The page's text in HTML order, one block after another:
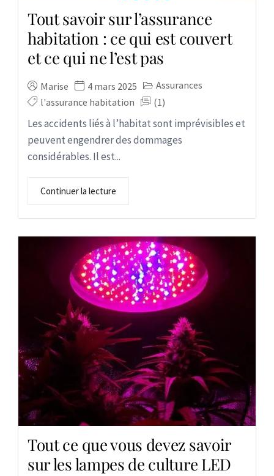
Tout savoir sur l’assurance
habitation : ce qui est couvert
et ce qui ne l’est pas
Marise 4 mars 2025
Assurances
l'assurance habitation
(1)
Les accidents liés à l’habitat sont imprévisibles et
peuvent engendrer des dommages
considérables. Il est...
Continuer la lecture
Tout ce que vous devez savoir
sur les lampes de culture LED